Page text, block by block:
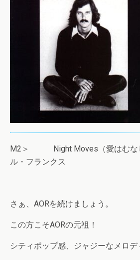
M2＞ Night Moves（愛はむ
ル・フランクス
さぁ、AORを続けましょう。
この方こそAORの元祖！
シティポップ感、ジャジーなメロデ